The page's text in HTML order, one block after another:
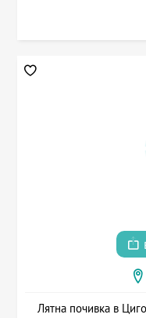
Лятна почивка в